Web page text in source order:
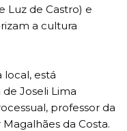
Luz de Castro) e
a cultura
local, está
Joseli Lima
professor da
da Costa.